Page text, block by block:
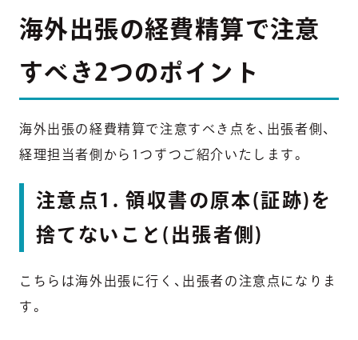
海外出張の経費精算で注意
すべき2つのポイント
海外出張の経費精算で注意すべき点を、出張者側、
経理担当者側から1つずつご紹介いたします。
注意点1. 領収書の原本(証跡)を
捨てないこと(出張者側)
こちらは海外出張に行く、出張者の注意点になりま
す。